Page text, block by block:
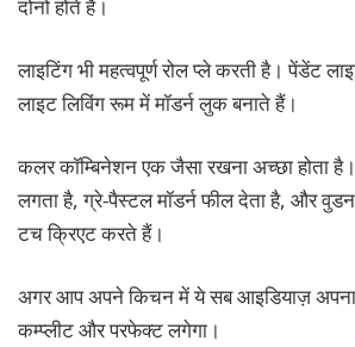
दोनों होते हैं।
लाइटिंग भी महत्वपूर्ण रोल प्ले करती है। पेंडेंट
लाइट लिविंग रूम में मॉडर्न लुक बनाते हैं।
कलर कॉम्बिनेशन एक जैसा रखना अच्छा होता
लगता है, ग्रे-पैस्टल मॉडर्न फील देता है, और वुडन
टच क्रिएट करते हैं।
अगर आप अपने किचन में ये सब आइडियाज़
कम्प्लीट और परफेक्ट लगेगा।